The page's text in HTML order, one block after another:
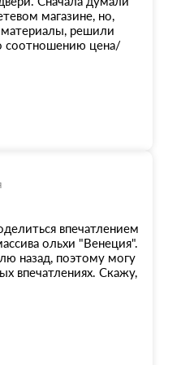
магазине, но,
материалы, решили
соотношению цена/
двери Ока из тех,
проёмов делал сам.
Монтажники -
установили 4
которые
с
Пишешь туда и
прочитали, то
впечатлением
ольхи "Венеция".
назад, поэтому могу
впечатлениях. Скажу,
ожидания. Я даже не
Наивысшей
и все стадии
. Прежде всего,
Олесе: